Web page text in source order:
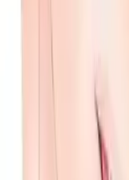
karakterler, gençlerin
Eserin Temel
Bu kitabın en belirgin
ciltsiz formunun yanı
Yazar Io Sakisaka’nın
ilgisini çekerken,
karakterlere kattığı
okuyucuları hikayenin